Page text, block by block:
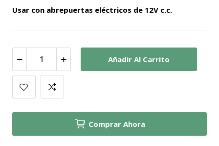
Usar con abrepuertas eléctricos de 12V c.c.
Añadir Al Carrito
Comprar Ahora